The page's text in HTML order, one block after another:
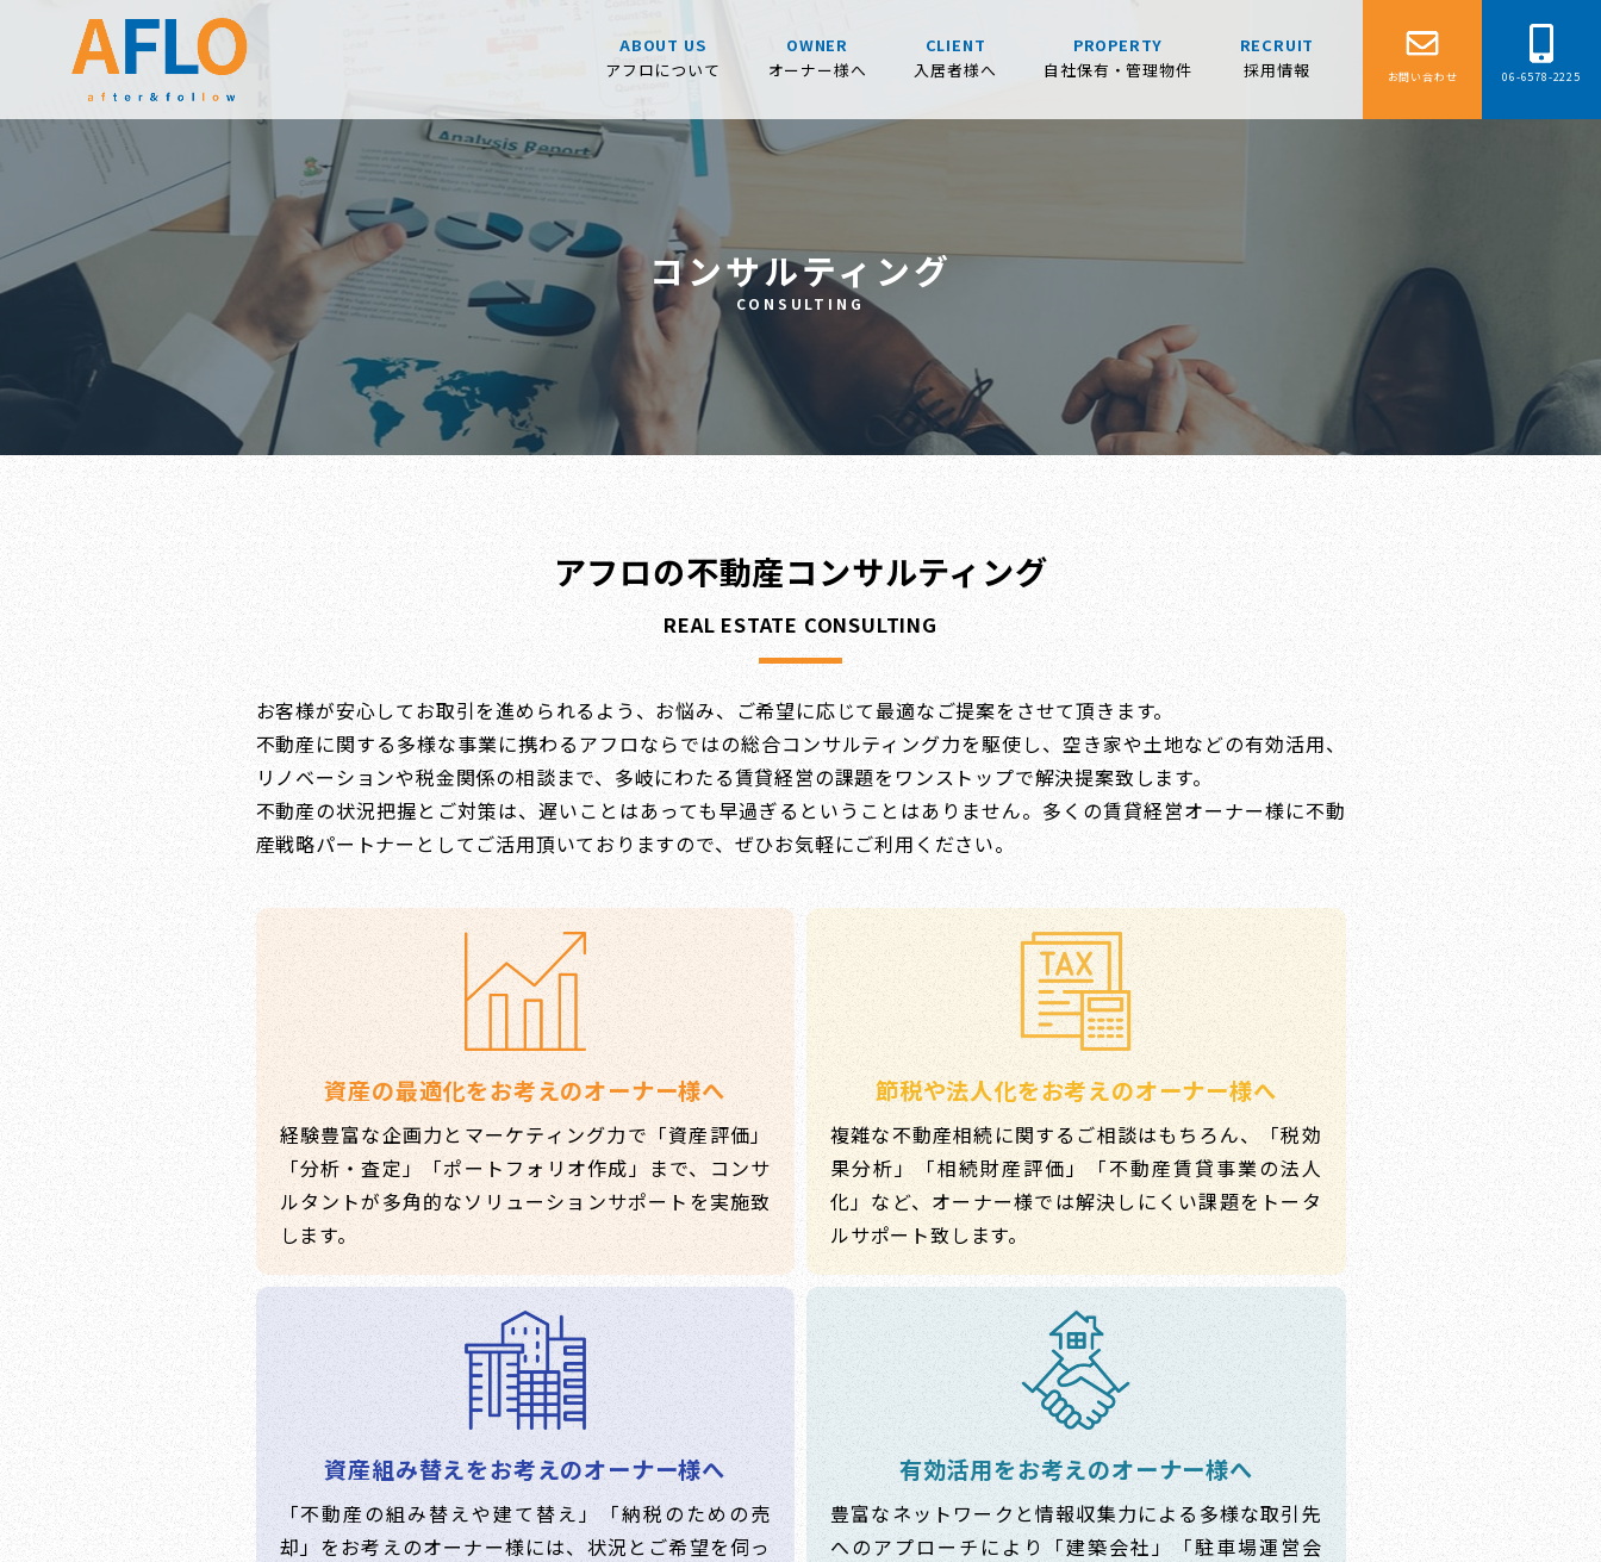
06-6578-2225
お問い合わせ
ABOUT US
アフロについて
OWNER
オーナー様へ
CLIENT
入居者様へ
PROPERTY
自社保有・管理物件
RECRUIT
採用情報
コンサルティング
CONSULTING
アフロの不動産コンサルティング
REAL ESTATE CONSULTING
お客様が安心してお取引を進められるよう、お悩み、ご希望に応じて最適なご提案をさせて頂きます。
不動産に関する多様な事業に携わるアフロならではの総合コンサルティング力を駆使し、空き家や土地などの有効活用、
リノベーションや税金関係の相談まで、多岐にわたる賃貸経営の課題をワンストップで解決提案致します。
不動産の状況把握とご対策は、遅いことはあっても早過ぎるということはありません。多くの賃貸経営オーナー様に不動
産戦略パートナーとしてご活用頂いておりますので、ぜひお気軽にご利用ください。
資産の最適化をお考えのオーナー様へ
経験豊富な企画力とマーケティング力で「資産評価」
「分析・査定」「ポートフォリオ作成」まで、コンサ
ルタントが多角的なソリューションサポートを実施致
します。
節税や法人化をお考えのオーナー様へ
複雑な不動産相続に関するご相談はもちろん、「税効
果分析」「相続財産評価」「不動産賃貸事業の法人
化」など、オーナー様では解決しにくい課題をトータ
ルサポート致します。
資産組み替えをお考えのオーナー様へ
「不動産の組み替えや建て替え」「納税のための売
却」をお考えのオーナー様には、状況とご希望を伺っ
有効活用をお考えのオーナー様へ
豊富なネットワークと情報収集力による多様な取引先
へのアプローチにより「建築会社」「駐車場運営会